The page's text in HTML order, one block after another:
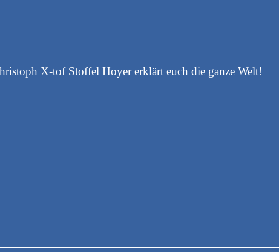
X-tof Stoffel Hoyer erklärt euch die ganze Welt!